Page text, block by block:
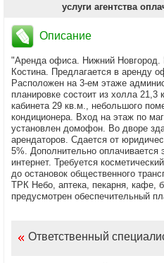
услуги агентства
Описание
"Аренда офиса. Нижний Новгород.
Костина. Предлагается в аренду
Расположен на 3-ем этаже
планировке состоит из холла 21,3
кабинета 29 кв.м., небольшого
кондиционера. Вход на этаж по
установлен домофон. Во дворе
арендаторов. Сдается от
5%. Дополнительно оплачивается
интернет. Требуется
до остановок общественного
ТРК Небо, аптека, пекарня, кафе,
предусмотрен обеспечительный
Ответственный